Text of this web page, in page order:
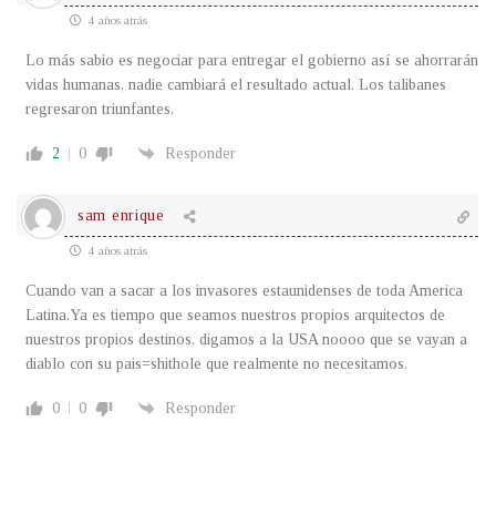
4 años atrás
Lo más sabio es negociar para entregar el gobierno así se ahorrarán
vidas humanas, nadie cambiará el resultado actual. Los talibanes
regresaron triunfantes.
2 0 Responder
sam enrique
4 años atrás
Cuando van a sacar a los invasores estaunidenses de toda America
Latina.Ya es tiempo que seamos nuestros propios arquitectos de
nuestros propios destinos, digamos a la USA noooo que se vayan a
diablo con su pais=shithole que realmente no necesitamos.
0 0 Responder